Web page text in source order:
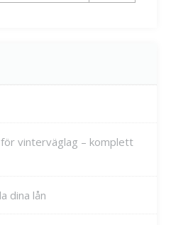
vinterväglag – komplett
dina lån